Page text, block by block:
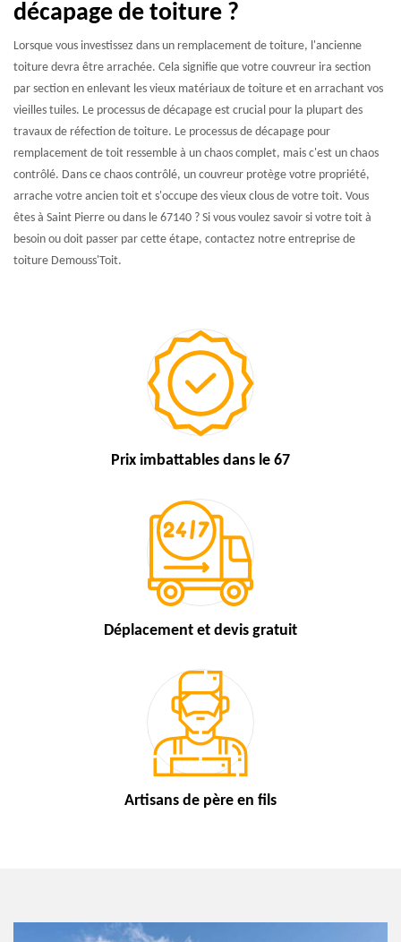
décapage de toiture ?
Lorsque vous investissez dans un remplacement de toiture, l'ancienne
toiture devra être arrachée. Cela signifie que votre couvreur ira section
par section en enlevant les vieux matériaux de toiture et en arrachant vos
vieilles tuiles. Le processus de décapage est crucial pour la plupart des
travaux de réfection de toiture. Le processus de décapage pour
remplacement de toit ressemble à un chaos complet, mais c'est un chaos
contrôlé. Dans ce chaos contrôlé, un couvreur protège votre propriété,
arrache votre ancien toit et s'occupe des vieux clous de votre toit. Vous
êtes à Saint Pierre ou dans le 67140 ? Si vous voulez savoir si votre toit à
besoin ou doit passer par cette étape, contactez notre entreprise de
toiture Demouss'Toit.
Prix imbattables dans le 67
Déplacement et devis gratuit
Artisans de père en fils